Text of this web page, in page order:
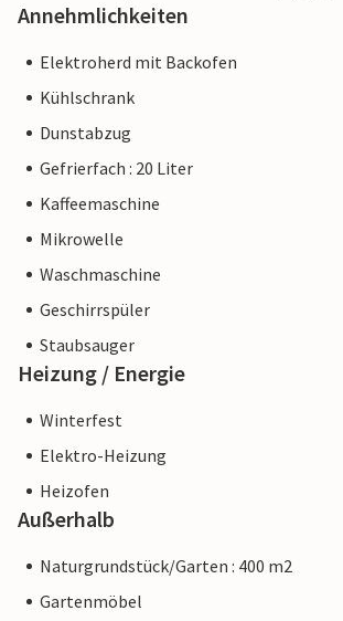
Annehmlichkeiten
Elektroherd mit Backofen
Kühlschrank
Dunstabzug
Gefrierfach : 20 Liter
Kaffeemaschine
Mikrowelle
Waschmaschine
Geschirrspüler
Staubsauger
Heizung / Energie
Winterfest
Elektro-Heizung
Heizofen
Außerhalb
Naturgrundstück/Garten : 400 m2
Gartenmöbel